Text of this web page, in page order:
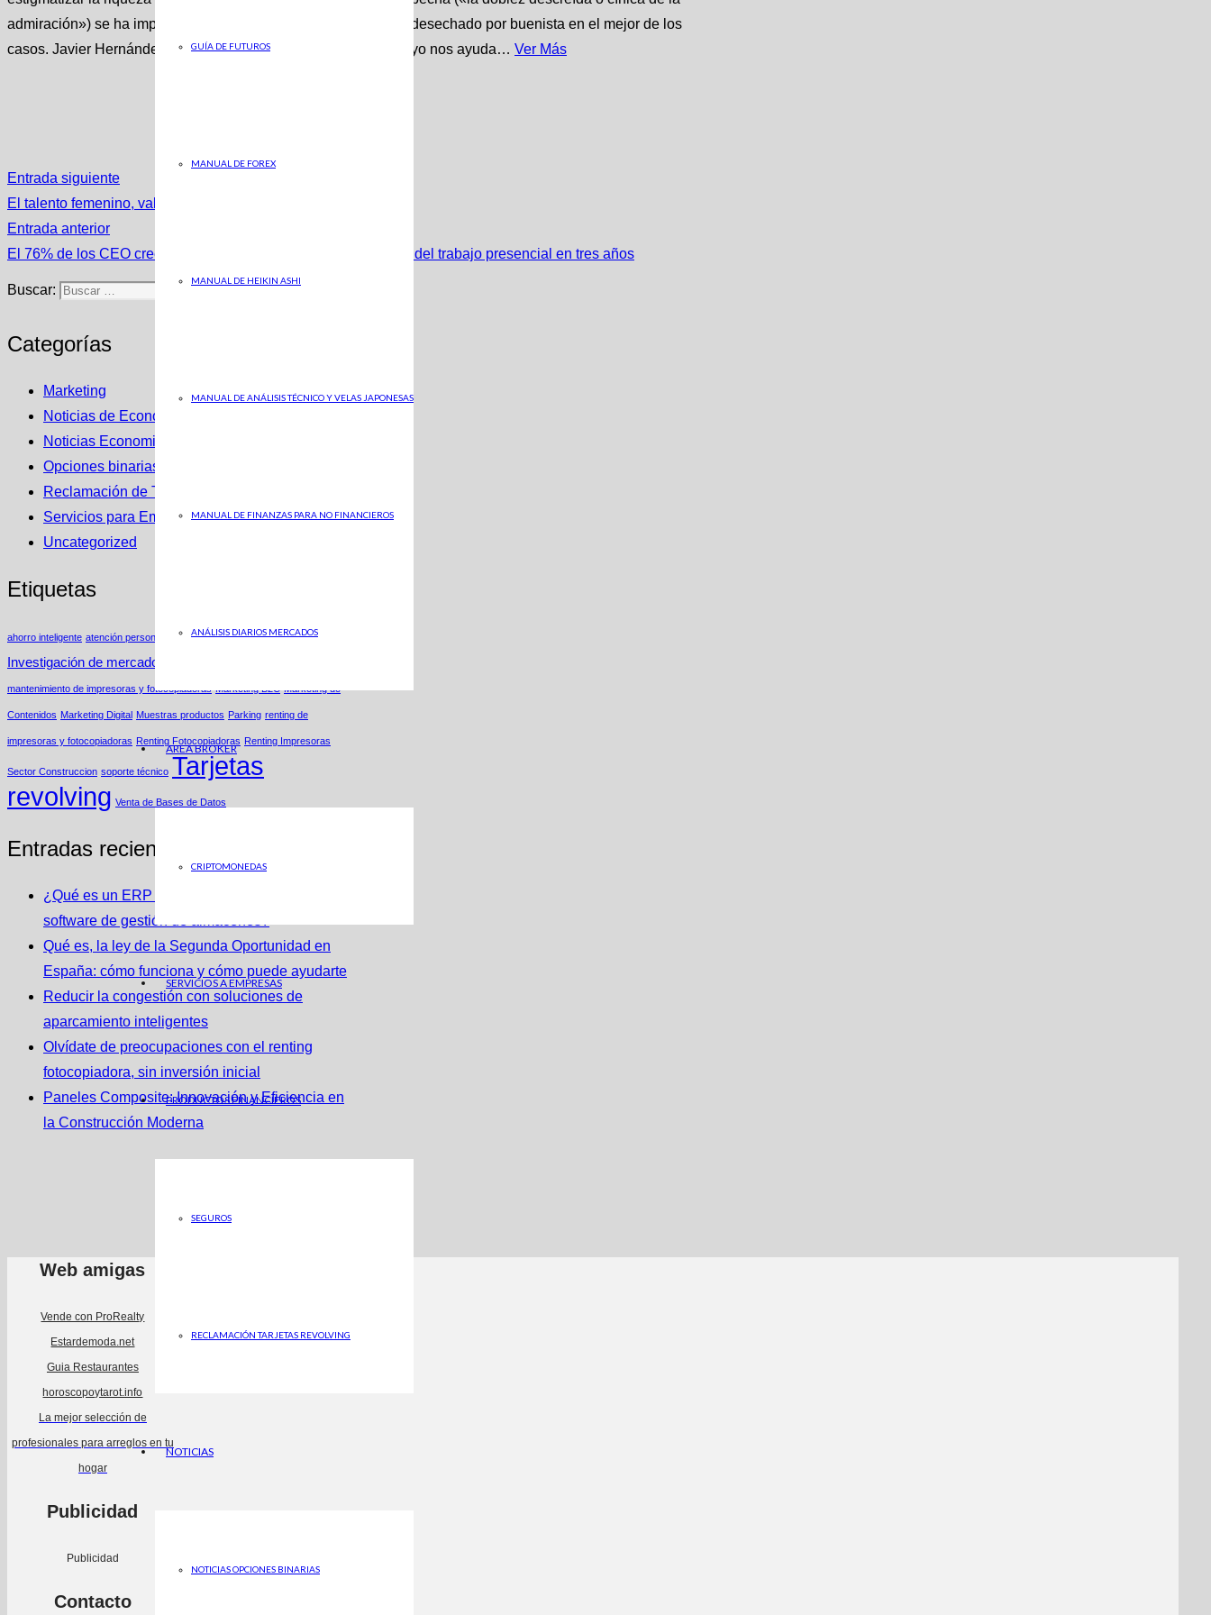
GUÍA DE FUTUROS
MANUAL DE FOREX
MANUAL DE HEIKIN ASHI
MANUAL DE ANÁLISIS TÉCNICO Y VELAS JAPONESAS
MANUAL DE FINANZAS PARA NO FINANCIEROS
ANÁLISIS DIARIOS MERCADOS
AREA BROKER
CRIPTOMONEDAS
SERVICIOS A EMPRESAS
PRODUCTOS FINANCIEROS
SEGUROS
RECLAMACIÓN TARJETAS REVOLVING
NOTICIAS
NOTICIAS OPCIONES BINARIAS
admiración») se ha impuesto y cualquier otro planteamiento es desechado por buenista en el mejor de los
casos. Javier Hernández-Pacheco, autor del libro, en este ensayo nos ayuda… Ver Más
Entrada siguiente
El talento femenino, valor en alza en la gran empresa
Entrada anterior
El 76% de los CEO cree que en España se recuperará el 100% del trabajo presencial en tres años
Buscar:
Categorías
Marketing
Noticias de Economia en ABC
Noticias Economicas
Opciones binarias
Reclamación de Tarjetas Revolving
Servicios para Empresas
Uncategorized
Etiquetas
ahorro inteligente atención personalizada Estrategias de Nicho Insights
Investigación de mercados
mantenimiento de impresoras y fotocopiadoras Marketing B2C Marketing de
Contenidos Marketing Digital Muestras productos Parking renting de
impresoras y fotocopiadoras Renting Fotocopiadoras Renting Impresoras
Sector Construccion soporte técnico Tarjetas
revolving Venta de Bases de Datos
Entradas recientes
¿Qué es un ERP y cómo se integra con un
software de gestión de almacenes?
Qué es, la ley de la Segunda Oportunidad en
España: cómo funciona y cómo puede ayudarte
Reducir la congestión con soluciones de
aparcamiento inteligentes
Olvídate de preocupaciones con el renting
fotocopiadora, sin inversión inicial
Paneles Composite: Innovación y Eficiencia en
la Construcción Moderna
Web amigas
Vende con ProRealty
Estardemoda.net
Guia Restaurantes
horoscopoytarot.info
La mejor selección de
profesionales para arreglos en tu
hogar
Publicidad
Publicidad
Contacto